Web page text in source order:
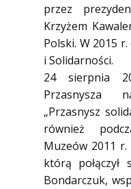
przez
Krzyżem
Polski. W 2015
i Solidarności.
24 sierpnia
Przasnysza
„Przasnysz
również
Muzeów 2011 r.
którą połączył
Bondarczuk,